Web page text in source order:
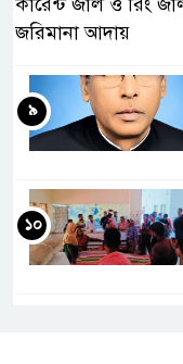
জরিমানা আদায়
৯
১০